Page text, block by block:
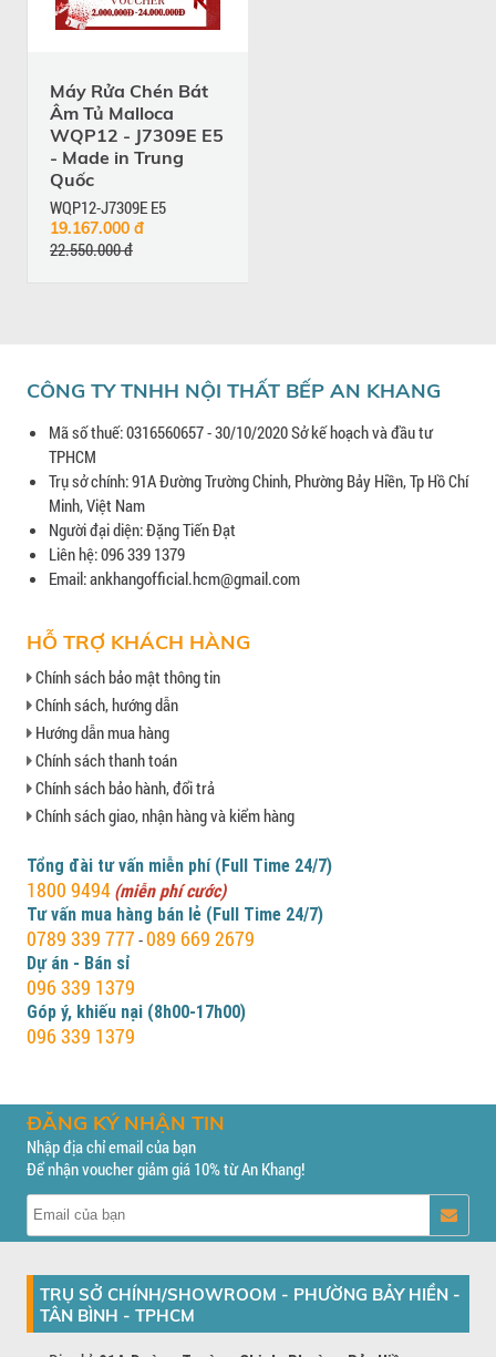
Máy Rửa Chén Bát
Âm Tủ Malloca
WQP12 - J7309E E5
- Made in Trung
Quốc
WQP12-J7309E E5
19.167.000 đ
22.550.000 đ
CÔNG TY TNHH NỘI THẤT BẾP AN KHANG
Mã số thuế: 0316560657 - 30/10/2020 Sở kế hoạch và đầu tư
TPHCM
Trụ sở chính: 91A Đường Trường Chinh, Phường Bảy Hiền, Tp Hồ Chí
Minh, Việt Nam
Người đại diện: Đặng Tiến Đạt
Liên hệ: 096 339 1379
Email: ankhangofficial.hcm@gmail.com
HỖ TRỢ KHÁCH HÀNG
Chính sách bảo mật thông tin
Chính sách, hướng dẫn
Hướng dẫn mua hàng
Chính sách thanh toán
Chính sách bảo hành, đổi trả
Chính sách giao, nhận hàng và kiểm hàng
Tổng đài tư vấn miễn phí (Full Time 24/7)
1800 9494 (miễn phí cước)
Tư vấn mua hàng bán lẻ (Full Time 24/7)
0789 339 777 -089 669 2679
Dự án - Bán sỉ
096 339 1379
Góp ý, khiếu nại (8h00-17h00)
096 339 1379
ĐĂNG KÝ NHẬN TIN
Nhập địa chỉ email của bạn
Để nhận voucher giảm giá 10% từ An Khang!
TRỤ SỞ CHÍNH/SHOWROOM - PHƯỜNG BẢY HIỀN -
TÂN BÌNH - TPHCM